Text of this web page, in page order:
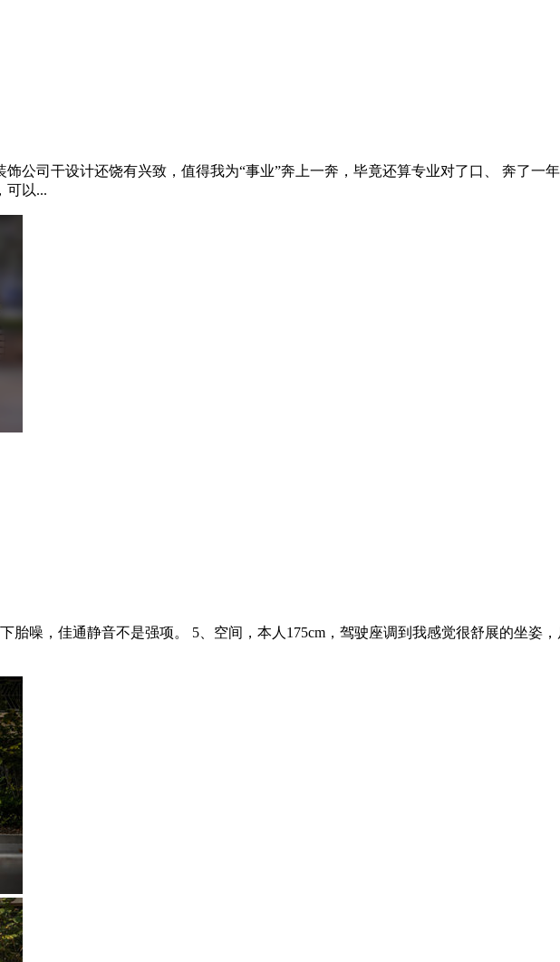
96年生人，风一样的男纸，汽配仓库工作，也算是汽车行业，今年毕业，第一年上
公司干设计还饶有兴致，值得我为“事业”奔上一奔，毕竟还算专业对了口、 奔了一
以...